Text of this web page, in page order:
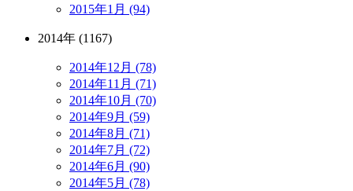
2015年1月 (94)
2014年 (1167)
2014年12月 (78)
2014年11月 (71)
2014年10月 (70)
2014年9月 (59)
2014年8月 (71)
2014年7月 (72)
2014年6月 (90)
2014年5月 (78)